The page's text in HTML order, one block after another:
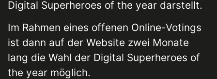
Digital Superheroes of the year darstellt.
Im Rahmen eines offenen Online-Votings
ist dann auf der Website zwei Monate
lang die Wahl der Digital Superheroes of
the year möglich.